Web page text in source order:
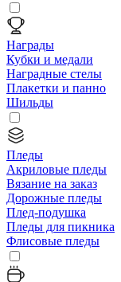
Награды
Кубки и медали
Наградные стелы
Плакетки и панно
Шильды
Пледы
Акриловые пледы
Вязание на заказ
Дорожные пледы
Плед-подушка
Пледы для пикника
Флисовые пледы